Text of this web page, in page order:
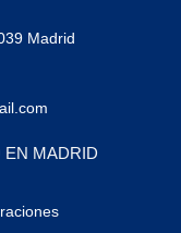
Madrid
EN MADRID